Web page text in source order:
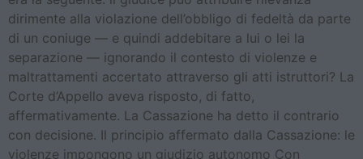
dirimente alla violazione dell’obbligo di fedeltà da parte
di un coniuge — e quindi addebitare a lui o lei la
separazione — ignorando il contesto di violenze e
maltrattamenti accertato attraverso gli atti istruttori? La
Corte d’Appello aveva risposto, di fatto,
affermativamente. La Cassazione ha detto il contrario
con decisione. Il principio affermato dalla Cassazione: le
violenze impongono un giudizio autonomo Con